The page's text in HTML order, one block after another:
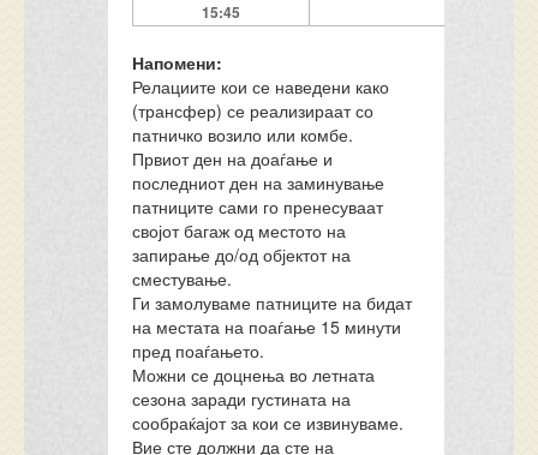
15:45
Напомени:
Релациите кои се наведени како
(трансфер) се реализираат со
патничко возило или комбе.
Првиот ден на доаѓање и
последниот ден на заминување
патниците сами го пренесуваат
својот багаж од местото на
запирање до/од објектот на
сместување.
Ги замолуваме патниците на бидат
на местата на поаѓање 15 минути
пред поаѓањето.
Можни се доцнења во летната
сезона заради густината на
сообраќајот за кои се извинуваме.
Вие сте должни да сте на